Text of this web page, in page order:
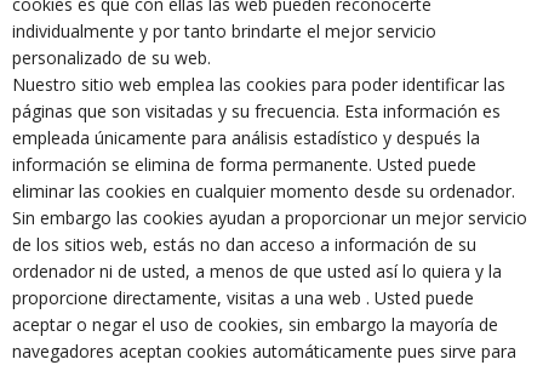
cookies es que con ellas las web pueden reconocerte
individualmente y por tanto brindarte el mejor servicio
personalizado de su web.
Nuestro sitio web emplea las cookies para poder identificar las
páginas que son visitadas y su frecuencia. Esta información es
empleada únicamente para análisis estadístico y después la
información se elimina de forma permanente. Usted puede
eliminar las cookies en cualquier momento desde su ordenador.
Sin embargo las cookies ayudan a proporcionar un mejor servicio
de los sitios web, estás no dan acceso a información de su
ordenador ni de usted, a menos de que usted así lo quiera y la
proporcione directamente, visitas a una web . Usted puede
aceptar o negar el uso de cookies, sin embargo la mayoría de
navegadores aceptan cookies automáticamente pues sirve para